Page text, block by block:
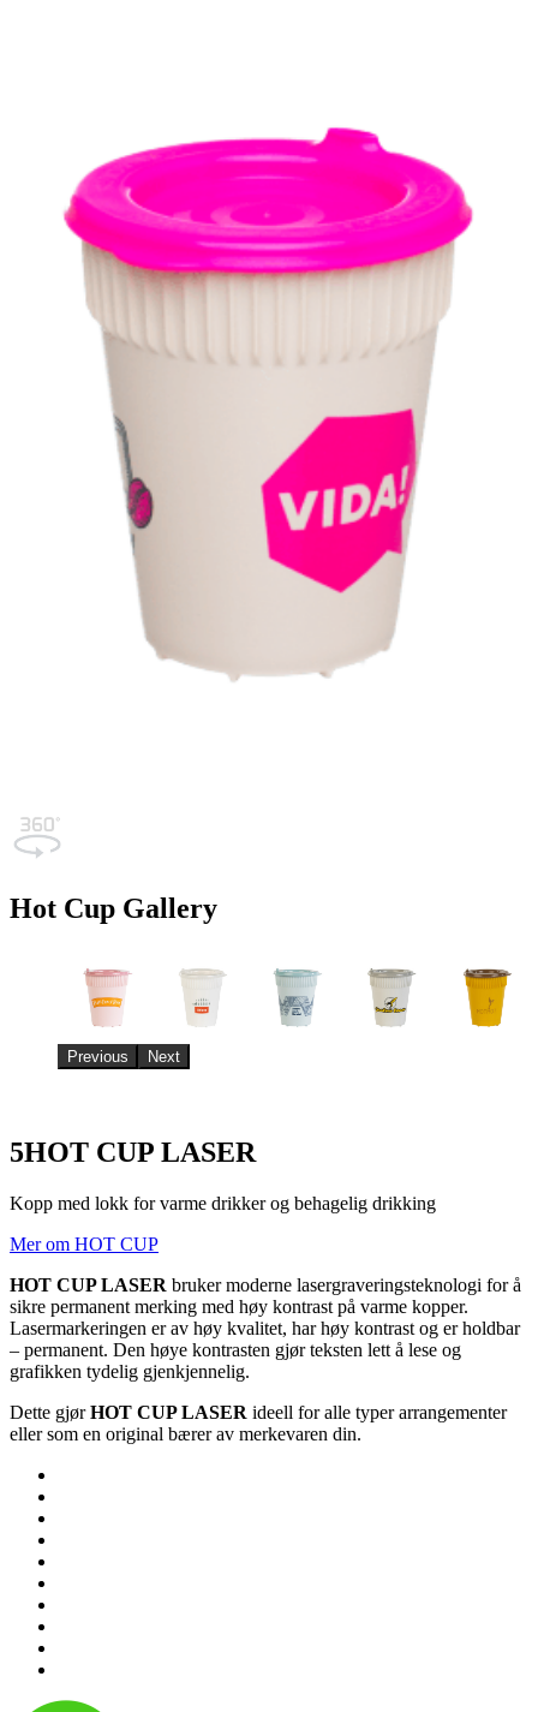
Hot Cup Gallery
Previous Next
5HOT CUP LASER
Kopp med lokk for varme drikker og behagelig drikking
Mer om HOT CUP
HOT CUP LASER bruker moderne lasergraveringsteknologi for å
sikre permanent merking med høy kontrast på varme kopper.
Lasermarkeringen er av høy kvalitet, har høy kontrast og er holdbar
– permanent. Den høye kontrasten gjør teksten lett å lese og
grafikken tydelig gjenkjennelig.
Dette gjørHOT CUP LASER ideell for alle typer arrangementer
eller som en original bærer av merkevaren din.